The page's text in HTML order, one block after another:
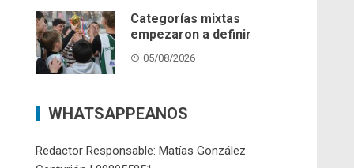
Categorías mixtas
empezaron a definir
05/08/2026
WHATSAPPEANOS
Redactor Responsable: Matías González